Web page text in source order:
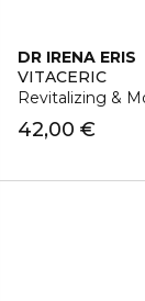
DR IRENA ERIS
VITACERIC
Revitalizing &
42,00 €